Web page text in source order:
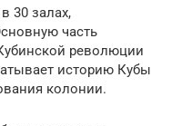
30 залах,
часть
революции
историю Кубы
колонии.